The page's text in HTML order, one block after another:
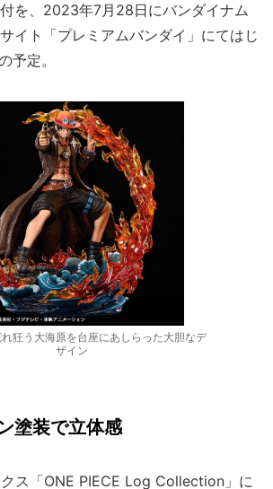
を、2023年7月28日にバンダイナム
イト「プレミアムバンダイ」にてはじ
予定。
狂う大海原を台座にあしらった大胆なデ
ザイン
塗装で立体感
ス「ONE PIECE Log Collection」に